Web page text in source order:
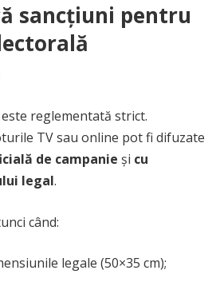
sancțiuni pentru
reglementată strict.
TV sau online pot fi difuzate
de campanie și cu
legal.
când:
legale (50×35 cm);